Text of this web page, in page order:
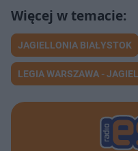
JAGIELLONIA BIAŁYSTOK
LEGIA WARSZAWA -